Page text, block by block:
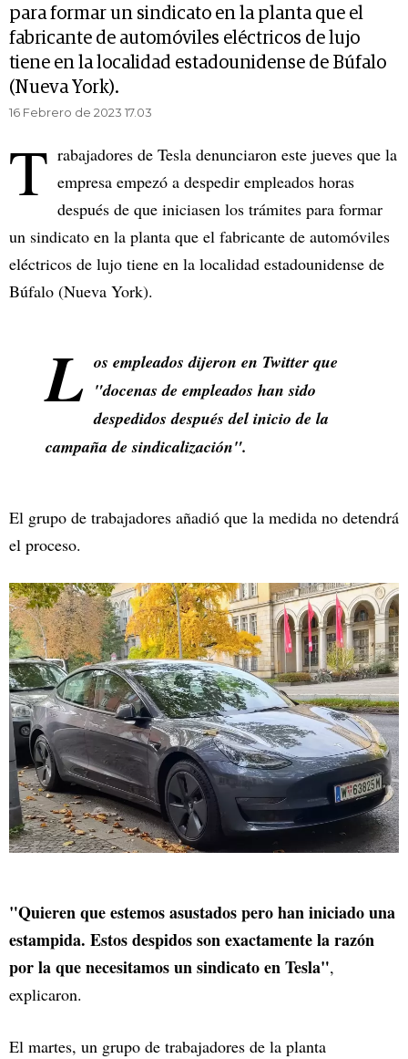
para formar un sindicato en la planta que el
fabricante de automóviles eléctricos de lujo
tiene en la localidad estadounidense de Búfalo
(Nueva York).
16 Febrero de 2023 17.03
T rabajadores de Tesla denunciaron este jueves que la
empresa empezó a despedir empleados horas
después de que iniciasen los trámites para formar
un sindicato en la planta que el fabricante de automóviles
eléctricos de lujo tiene en la localidad estadounidense de
Búfalo (Nueva York).
L os empleados dijeron en Twitter que
"docenas de empleados han sido
despedidos después del inicio de la
campaña de sindicalización".
El grupo de trabajadores añadió que la medida no detendrá
el proceso.
"Quieren que estemos asustados pero han iniciado una
estampida. Estos despidos son exactamente la razón
por la que necesitamos un sindicato en Tesla",
explicaron.
El martes, un grupo de trabajadores de la planta